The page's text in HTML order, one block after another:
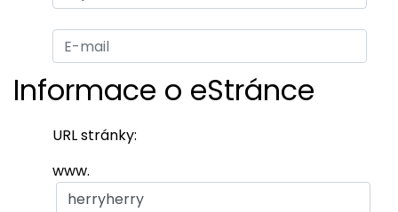
Informace o eStránce
URL stránky:
www.